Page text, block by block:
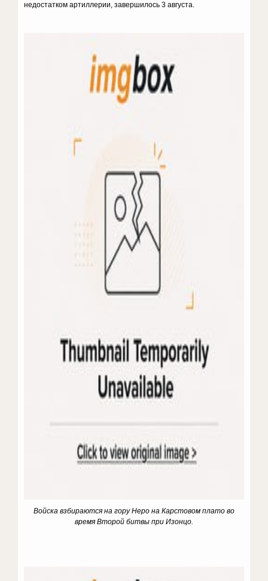
недостатком артиллерии, завершилось 3 августа.
Войска взбираются на гору Неро на Карстовом плато во
время Второй битвы при Изонцо.